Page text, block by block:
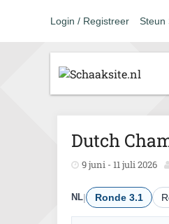
Login / Registreer Steun
Dutch
9 juni - 11 juli 2026
NL| Ronde 3.1